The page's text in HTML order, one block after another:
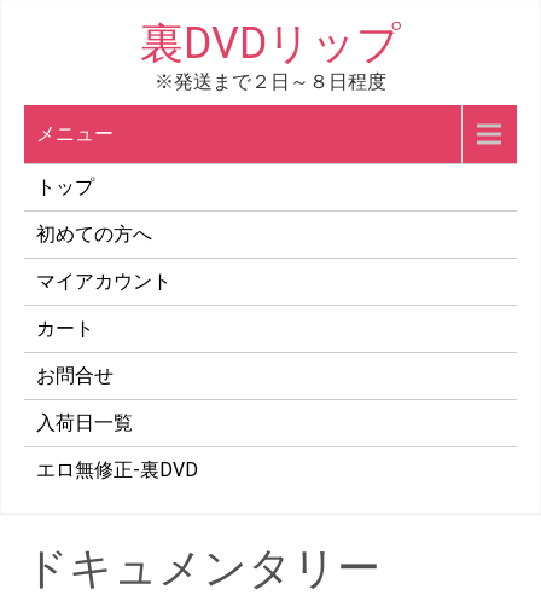
裏DVDリップ
※発送まで２日～８日程度
メニュー
トップ
初めての方へ
マイアカウント
カート
お問合せ
入荷日一覧
エロ無修正-裏DVD
ドキュメンタリー